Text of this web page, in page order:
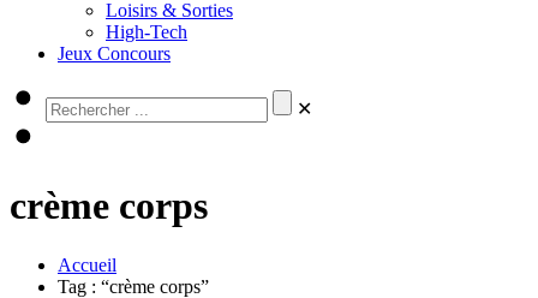
Loisirs & Sorties
High-Tech
Jeux Concours
✕
crème corps
Accueil
Tag : “crème corps”